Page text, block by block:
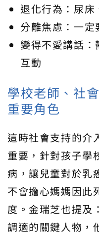
退化行為：尿
分離焦慮：一
變得不愛講話
互動
學校老師、社
重要角色
這時社會支持的介
重要，針對孩子學
病，讓兒童對於乳
不會擔心媽媽因此
度。金瑞芝也提及
調適的關鍵人物，